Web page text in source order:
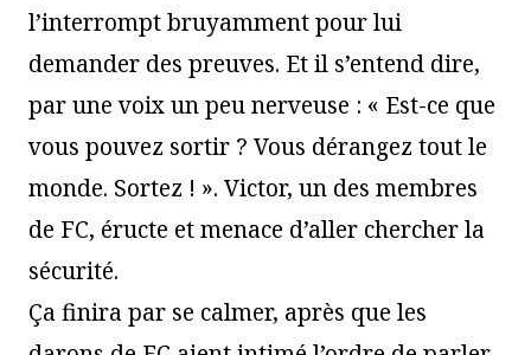
l’interrompt bruyamment pour lui
demander des preuves. Et il s’entend dire,
par une voix un peu nerveuse : « Est-ce que
vous pouvez sortir ? Vous dérangez tout le
monde. Sortez ! ». Victor, un des membres
de FC, éructe et menace d’aller chercher la
sécurité.
Ça finira par se calmer, après que les